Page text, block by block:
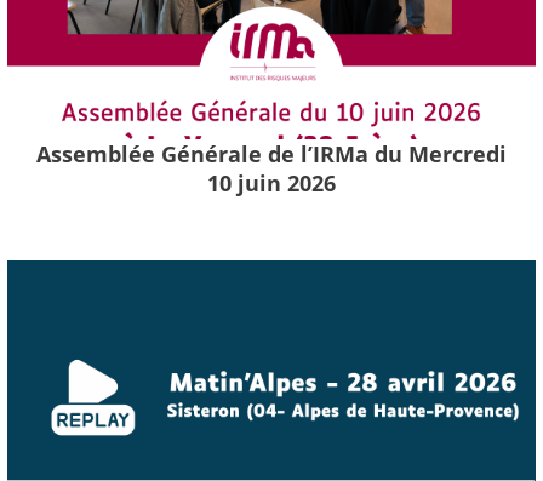
Assemblée Générale de l’IRMa du Mercredi
10 juin 2026